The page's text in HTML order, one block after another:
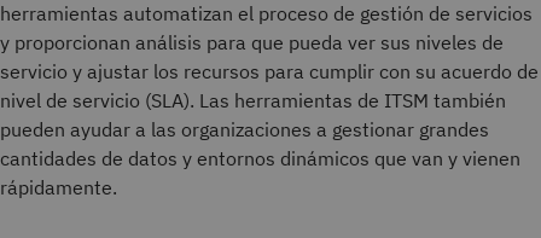
herramientas automatizan el proceso de gestión de servicios
y proporcionan análisis para que pueda ver sus niveles de
servicio y ajustar los recursos para cumplir con su acuerdo de
nivel de servicio (SLA). Las herramientas de ITSM también
pueden ayudar a las organizaciones a gestionar grandes
cantidades de datos y entornos dinámicos que van y vienen
rápidamente.